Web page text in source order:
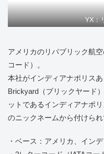
YX：
アメリカのリパブリック航
コード）。
本社がインディアナポリス
Brickyard（ブリックヤード
ットであるインディアナポ
のニックネームから付けられ
・ベース：アメリカ、イン